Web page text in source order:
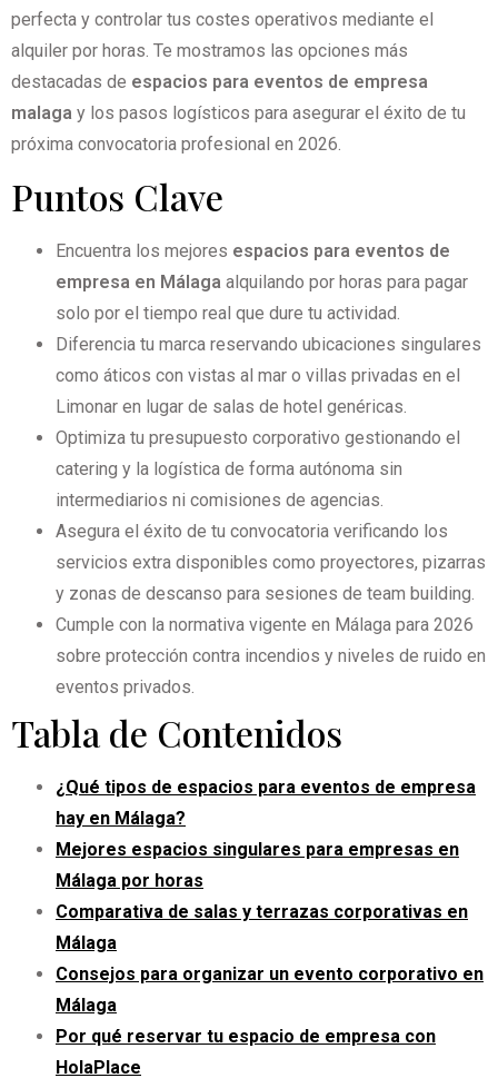
perfecta y controlar tus costes operativos mediante el
alquiler por horas. Te mostramos las opciones más
destacadas de espacios para eventos de empresa
malaga y los pasos logísticos para asegurar el éxito de tu
próxima convocatoria profesional en 2026.
Puntos Clave
Encuentra los mejores espacios para eventos de
empresa en Málaga alquilando por horas para pagar
solo por el tiempo real que dure tu actividad.
Diferencia tu marca reservando ubicaciones singulares
como áticos con vistas al mar o villas privadas en el
Limonar en lugar de salas de hotel genéricas.
Optimiza tu presupuesto corporativo gestionando el
catering y la logística de forma autónoma sin
intermediarios ni comisiones de agencias.
Asegura el éxito de tu convocatoria verificando los
servicios extra disponibles como proyectores, pizarras
y zonas de descanso para sesiones de team building.
Cumple con la normativa vigente en Málaga para 2026
sobre protección contra incendios y niveles de ruido en
eventos privados.
Tabla de Contenidos
¿Qué tipos de espacios para eventos de empresa
hay en Málaga?
Mejores espacios singulares para empresas en
Málaga por horas
Comparativa de salas y terrazas corporativas en
Málaga
Consejos para organizar un evento corporativo en
Málaga
Por qué reservar tu espacio de empresa con
HolaPlace